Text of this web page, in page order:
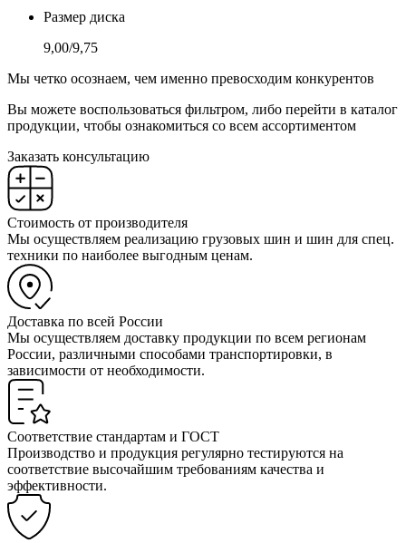
Размер диска
9,00/9,75
Мы четко осознаем, чем именно превосходим конкурентов
Вы можете воспользоваться фильтром, либо перейти в каталог
продукции, чтобы ознакомиться со всем ассортиментом
Заказать консультацию
Стоимость от производителя
Мы осуществляем реализацию грузовых шин и шин для спец.
техники по наиболее выгодным ценам.
Доставка по всей России
Мы осуществляем доставку продукции по всем регионам
России, различными способами транспортировки, в
зависимости от необходимости.
Соответствие стандартам и ГОСТ
Производство и продукция регулярно тестируются на
соответствие высочайшим требованиям качества и
эффективности.